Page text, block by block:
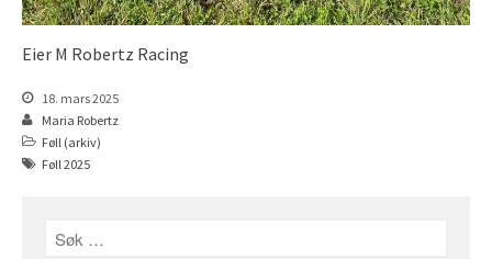
Føll 2021
Eier M Robertz Racing
18. mars 2025
Maria Robertz
Føll (arkiv)
Føll 2025